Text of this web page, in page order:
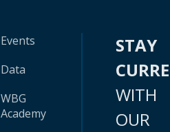
Events
Data
WBG
Academy
STAY
WITH
OUR